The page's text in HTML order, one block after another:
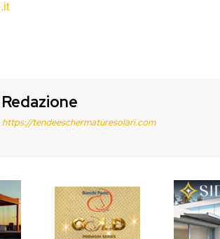
Redazione
https://tendeeschermaturesolari.com